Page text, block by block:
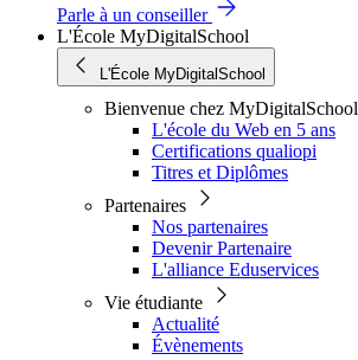
Parle à un conseiller
L'École MyDigitalSchool
L'École MyDigitalSchool
Bienvenue chez MyDigitalSchool
L'école du Web en 5 ans
Certifications qualiopi
Titres et Diplômes
Partenaires
Nos partenaires
Devenir Partenaire
L'alliance Eduservices
Vie étudiante
Actualité
Évènements